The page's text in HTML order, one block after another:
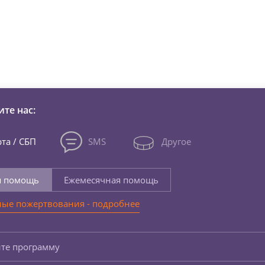
нас:
/ СБП SMS Другое
помощь
Ежемесячная помощь
пожертвования - подробнее
программу